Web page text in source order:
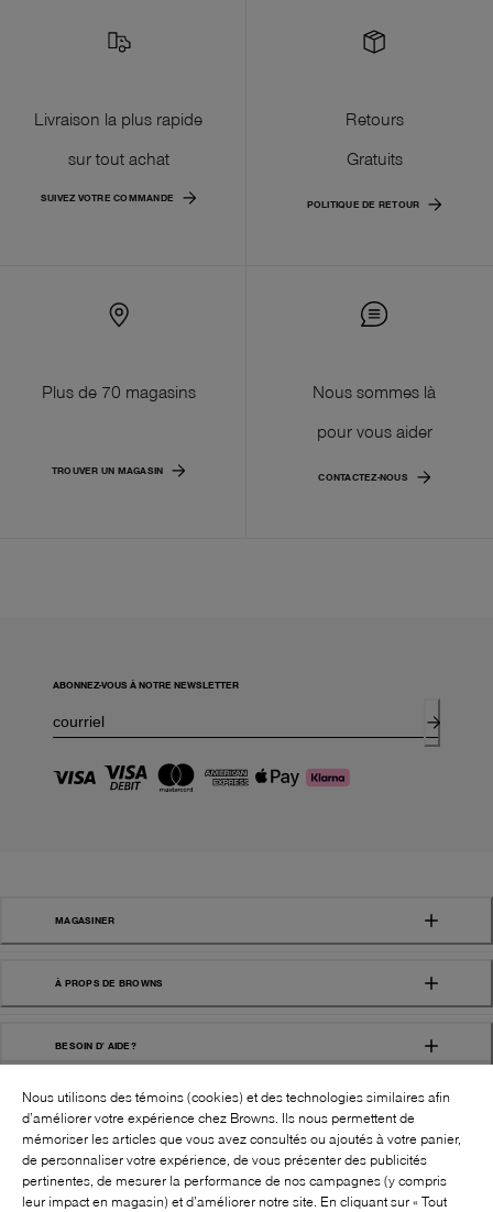
Livraison la plus rapide
sur tout achat
SUIVEZ VOTRE COMMANDE
Retours
Gratuits
POLITIQUE DE RETOUR
Plus de 70 magasins
TROUVER UN MAGASIN
Nous sommes là
pour vous aider
CONTACTEZ-NOUS
ABONNEZ-VOUS À NOTRE NEWSLETTER
MAGASINER
À PROPS DE BROWNS
BESOIN D' AIDE?
SUIVEZ-NOUS!:
Nous utilisons des témoins (cookies) et des technologies similaires afin
d’améliorer votre expérience chez Browns. Ils nous permettent de
mémoriser les articles que vous avez consultés ou ajoutés à votre panier,
de personnaliser votre expérience, de vous présenter des publicités
pertinentes, de mesurer la performance de nos campagnes (y compris
leur impact en magasin) et d’améliorer notre site. En cliquant sur « Tout